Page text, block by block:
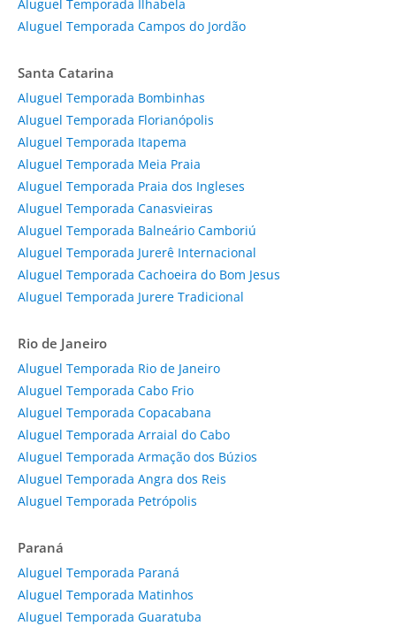
Aluguel Temporada Ilhabela
Aluguel Temporada Campos do Jordão
Santa Catarina
Aluguel Temporada Bombinhas
Aluguel Temporada Florianópolis
Aluguel Temporada Itapema
Aluguel Temporada Meia Praia
Aluguel Temporada Praia dos Ingleses
Aluguel Temporada Canasvieiras
Aluguel Temporada Balneário Camboriú
Aluguel Temporada Jurerê Internacional
Aluguel Temporada Cachoeira do Bom Jesus
Aluguel Temporada Jurere Tradicional
Rio de Janeiro
Aluguel Temporada Rio de Janeiro
Aluguel Temporada Cabo Frio
Aluguel Temporada Copacabana
Aluguel Temporada Arraial do Cabo
Aluguel Temporada Armação dos Búzios
Aluguel Temporada Angra dos Reis
Aluguel Temporada Petrópolis
Paraná
Aluguel Temporada Paraná
Aluguel Temporada Matinhos
Aluguel Temporada Guaratuba